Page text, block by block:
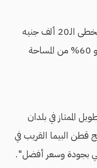
وتوقع المصدر، الذي فضل عدم ذكر اسمه، أن يرتفع السعر هذا العام لمستويات أكبر "وقد يتخطى الـ20 ألف جنيه
للقنطار الواحد، خاصة أننا لازلنا في بداية عملية تسويق القطن، حتى الآن لم يتم جني إلا نحو 60% من المساحة
الممتاز في بلدان
قطن البيما القريب في
بجودة وسعر أفضل".